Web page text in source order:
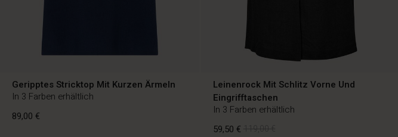
Geripptes Stricktop Mit Kurzen Ärmeln
In 3 Farben erhältlich
89,00 €
Leinenrock Mit Schlitz Vorne Und
Eingrifftaschen
In 3 Farben erhältlich
59,50 €